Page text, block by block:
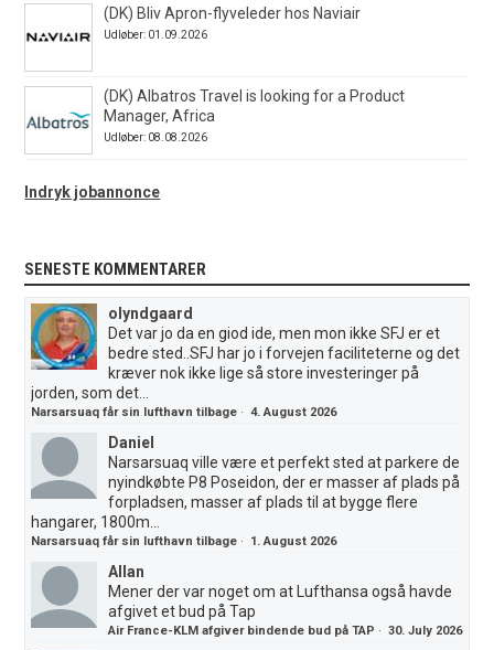
(DK) Bliv Apron-flyveleder hos Naviair
Udløber: 01.09.2026
(DK) Albatros Travel is looking for a Product
Manager, Africa
Udløber: 08.08.2026
Indryk jobannonce
SENESTE KOMMENTARER
olyndgaard
Det var jo da en giod ide, men mon ikke SFJ er et
bedre sted..SFJ har jo i forvejen faciliteterne og det
kræver nok ikke lige så store investeringer på
jorden, som det...
Narsarsuaq får sin lufthavn tilbage ·4. August 2026
Daniel
Narsarsuaq ville være et perfekt sted at parkere de
nyindkøbte P8 Poseidon, der er masser af plads på
forpladsen, masser af plads til at bygge flere
hangarer, 1800m...
Narsarsuaq får sin lufthavn tilbage · 1. August 2026
Allan
Mener der var noget om at Lufthansa også havde
afgivet et bud på Tap
Air France-KLM afgiver bindende bud på TAP ·30. July 2026